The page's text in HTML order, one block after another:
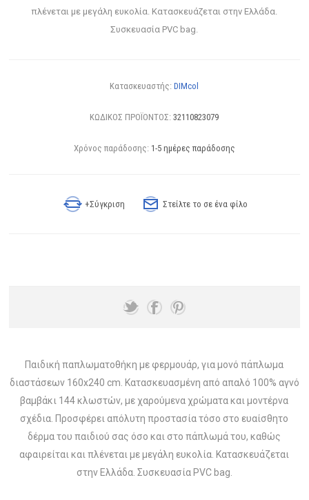
πλένεται με μεγάλη ευκολία. Κατασκευάζεται στην Ελλάδα.
Συσκευασία PVC bag.
Κατασκευαστής: DIMcol
ΚΩΔΙΚΟΣ ΠΡΟΪΟΝΤΟΣ: 32110823079
Χρόνος παράδοσης: 1-5 ημέρες παράδοσης
+Σύγκριση Στείλτε το σε ένα φίλο
Παιδική παπλωματοθήκη με φερμουάρ, για μονό πάπλωμα
διαστάσεων 160x240 cm. Κατασκευασμένη από απαλό 100% αγνό
βαμβάκι 144 κλωστών, με χαρούμενα χρώματα και μοντέρνα
σχέδια. Προσφέρει απόλυτη προστασία τόσο στο ευαίσθητο
δέρμα του παιδιού σας όσο και στο πάπλωμά του, καθώς
αφαιρείται και πλένεται με μεγάλη ευκολία. Κατασκευάζεται
στην Ελλάδα. Συσκευασία PVC bag.